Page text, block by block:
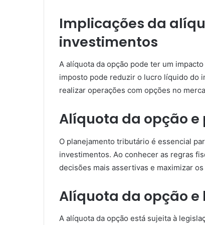
Implicações da
investimentos
A alíquota da opção pode ter um
imposto pode reduzir o lucro líquido do
realizar operações com opções no
Alíquota da opção
O planejamento tributário é essencial
investimentos. Ao conhecer as regras
decisões mais assertivas e maximizar
Alíquota da opção
A alíquota da opção está sujeita à